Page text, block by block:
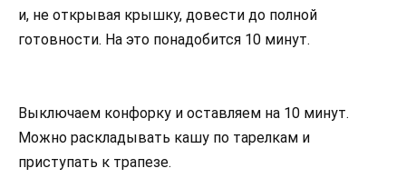
и, не открывая крышку, довести до полной
готовности. На это понадобится 10 минут.
Выключаем конфорку и оставляем на 10 минут.
Можно раскладывать кашу по тарелкам и
приступать к трапезе.